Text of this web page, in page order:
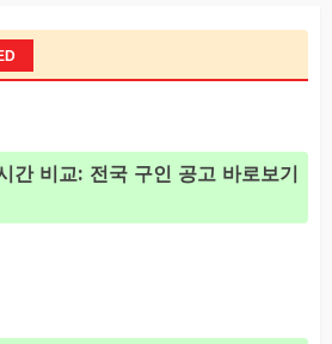
간 비교: 전국 구인 공고 바로보기